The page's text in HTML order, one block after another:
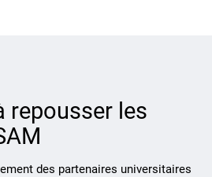
repousser les
des partenaires universitaires